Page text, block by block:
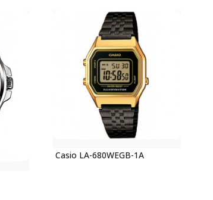
Casio LA-680WEGB-1A